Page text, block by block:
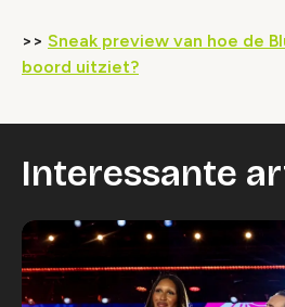
Wijzig cookie
>> Sneak preview van hoe de
boord uitziet?
Interessante